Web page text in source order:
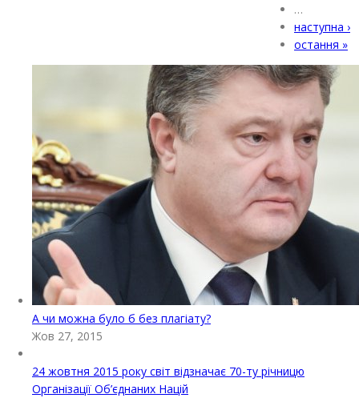
…
наступна ›
остання »
А чи можна було б без плагіату?
Жов 27, 2015
24 жовтня 2015 року світ відзначає 70-ту річницю
Організації Об’єднаних Націй